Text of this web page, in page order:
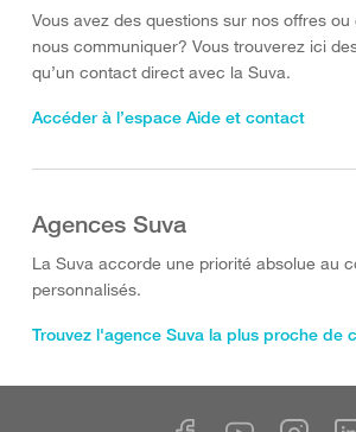
Vous avez des questions sur nos offres
nous communiquer? Vous trouverez ici
qu’un contact direct avec la Suva.
Accéder à l’espace Aide et contact
Agences Suva
La Suva accorde une priorité absolue au
personnalisés.
Trouvez l'agence Suva la plus proche de